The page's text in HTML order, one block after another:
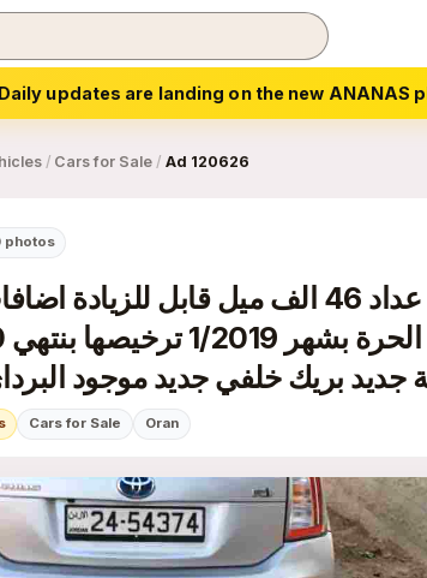
updates are landing on the new ANANAS
/ Cars for Sale / Ad 120626
photos
بريوس 2015 الفحص مرفق عداد 46 الف ميل قابل
Cars for Sale Oran